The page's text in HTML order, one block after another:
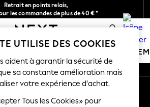
Retrait en points relais,
les commandes de plus de 40 € *
en 2-3 jours ouvrés*
Shop
Nos réseaux sociaux
compte
UTILISE DES COOKIES
aident à garantir la sécurité de
sa constante amélioration mais
votre expérience d'achat.
Tous les Cookies» pour